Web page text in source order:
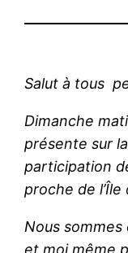
Salut à tous
Dimanche
présente sur
participation
proche de
Nous
et moi même